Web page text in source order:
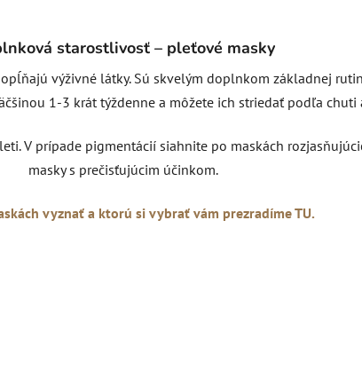
starostlivosť – pleťové masky
výživné látky. Sú skvelým doplnkom základnej
1-3 krát týždenne a môžete ich striedať podľa
V prípade pigmentácií siahnite po maskách
masky s prečisťujúcim účinkom.
vyznať a ktorú si vybrať vám prezradíme TU.